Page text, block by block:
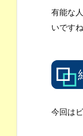
有能な
いですね
今回は